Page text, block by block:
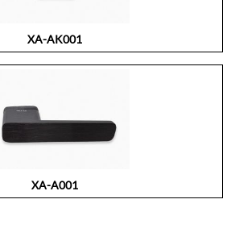
XA-AK001
XA-A001